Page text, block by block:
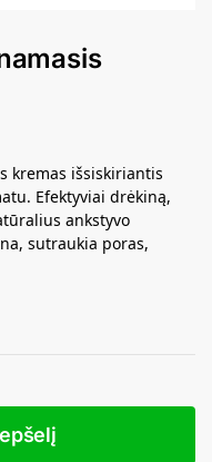
kremas išsiskiriantis
Efektyviai drėkiną,
ankstyvo
sutraukia poras,